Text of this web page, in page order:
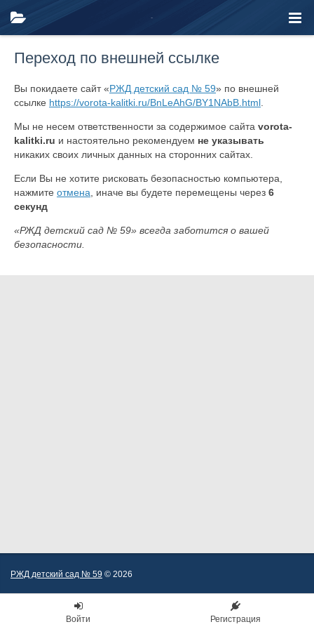
Переход по внешней ссылке
Вы покидаете сайт «РЖД детский сад № 59» по внешней
ссылке https://vorota-kalitki.ru/BnLeAhG/BY1NAbB.html
Мы не несем ответственности за содержимое сайта vorota-
kalitki.ru и настоятельно рекомендуем не указывать
никаких своих личных данных на сторонних сайтах.
Если Вы не хотите рисковать безопасностью компьютера,
нажмите отмена , иначе вы будете перемещены через 6
секунд
«РЖД детский сад № 59» всегда заботится о вашей
безопасности.
РЖД детский сад № 59 © 2026
Войти Регистрация